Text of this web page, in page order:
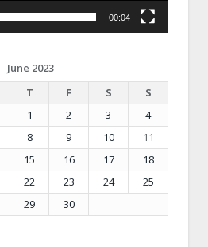
00:04
June 2023
T F S
S
1
2 3
4
8 9 10
11
15 16 17
18
22 23 24
25
29
30